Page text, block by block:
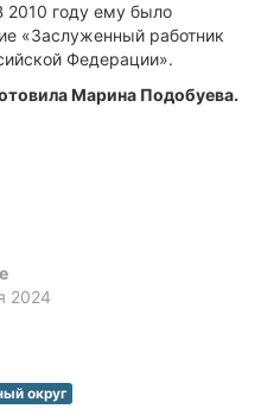
2010 году ему было
«Заслуженный работник
Федерации».
Марина Подобуева.
2024
округ